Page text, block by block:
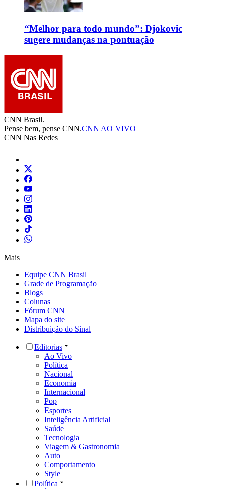
“Melhor para todo mundo”: Djokovic
sugere mudanças na pontuação
CNN Brasil.
Pense bem, pense CNN.CNN AO VIVO
CNN Nas Redes
Mais
Equipe CNN Brasil
Grade de Programação
Blogs
Colunas
Fórum CNN
Mapa do site
Distribuição do Sinal
Editorias
Ao Vivo
Política
Nacional
Economia
Internacional
Pop
Esportes
Inteligência Artificial
Saúde
Tecnologia
Viagem & Gastronomia
Auto
Comportamento
Style
Política